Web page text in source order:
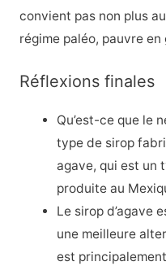
convient pas non plus
régime paléo, pauvre
Réflexions finales
Qu’est-ce que le
type de sirop
agave, qui est un
produite au
Le sirop d’agave
une meilleure
est